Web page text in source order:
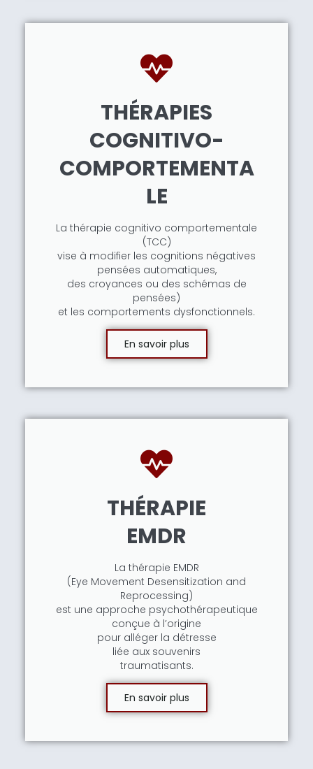
THÉRAPIES
COGNITIVO-
COMPORTEMENTA
LE
La thérapie cognitivo comportementale
(TCC)
vise à modifier les cognitions négatives
pensées automatiques,
des croyances ou des schémas de
pensées)
et les comportements dysfonctionnels.
En savoir plus
THÉRAPIE
EMDR
La thérapie EMDR
(Eye Movement Desensitization and
Reprocessing)
est une approche psychothérapeutique
conçue à l’origine
pour alléger la détresse
liée aux souvenirs
traumatisants.
En savoir plus